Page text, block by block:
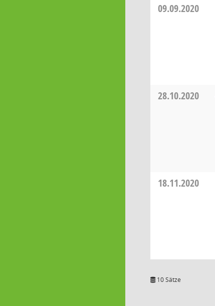
09.09.2020
28.10.2020
18.11.2020
10 Sätze